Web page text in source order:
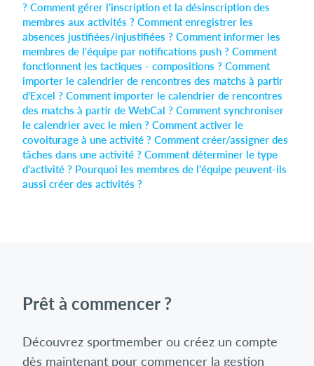
Se connecter
? Comment gérer l'inscription et la désinscription des
membres aux activités ? Comment enregistrer les
absences justifiées/injustifiées ? Comment informer les
membres de l'équipe par notifications push ? Comment
fonctionnent les tactiques - compositions ? Comment
importer le calendrier de rencontres des matchs​ à partir
d'Excel ? Comment importer le calendrier de rencontres
des matchs à partir de WebCal ? Comment synchroniser
le calendrier avec le mien ? Comment activer le
covoiturage à une activité ? Comment créer/assigner des
tâches dans une activité ? Comment déterminer le type
d'activité ? Pourquoi les membres de l'équipe peuvent-ils
aussi créer des activités ?
Prêt à commencer ?
Découvrez sportmember ou créez un compte
dès maintenant pour commencer la gestion